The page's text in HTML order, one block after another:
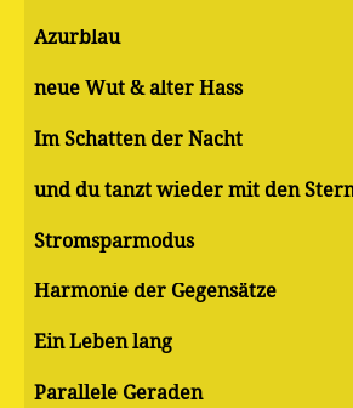
Azurblau
neue Wut & alter Hass
Im Schatten der Nacht
und du tanzt wieder mit den
Stromsparmodus
Harmonie der Gegensätze
Ein Leben lang
Parallele Geraden